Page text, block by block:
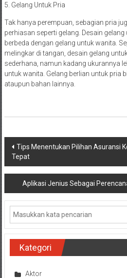
5. Gelang Untuk Pria
Tak hanya perempuan, sebagian pria
perhiasan seperti gelang. Desain
berbeda dengan gelang untuk wanita.
melingkar di tangan, desain gelang
sederhana, namun kadang ukurannya
untuk wanita. Gelang berlian untuk pria
ataupun bahan lainnya.
Navigasi
pos
Tips Menentukan Pilihan Asuransi
Tepat
Aplikasi Jenius Sebagai
Kategori
Aktor